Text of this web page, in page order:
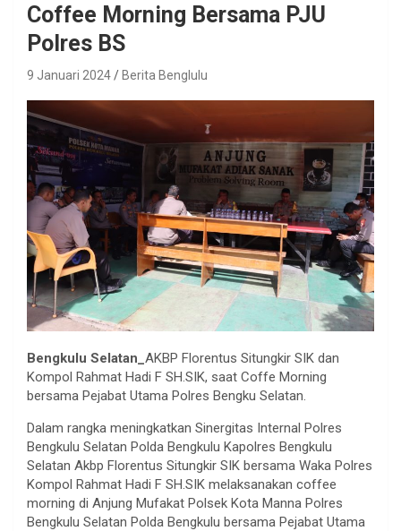
Coffee Morning Bersama PJU
Polres BS
9 Januari 2024 Berita Benglulu
Bengkulu Selatan_ AKBP Florentus Situngkir SIK dan
Kompol Rahmat Hadi F SH.SIK, saat Coffe Morning
bersama Pejabat Utama Polres Bengku Selatan.
Dalam rangka meningkatkan Sinergitas Internal Polres
Bengkulu Selatan Polda Bengkulu Kapolres Bengkulu
Selatan Akbp Florentus Situngkir SIK bersama Waka Polres
Kompol Rahmat Hadi F SH.SIK melaksanakan coffee
morning di Anjung Mufakat Polsek Kota Manna Polres
Bengkulu Selatan Polda Bengkulu bersama Pejabat Utama